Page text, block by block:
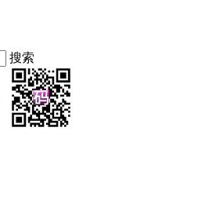
搜索